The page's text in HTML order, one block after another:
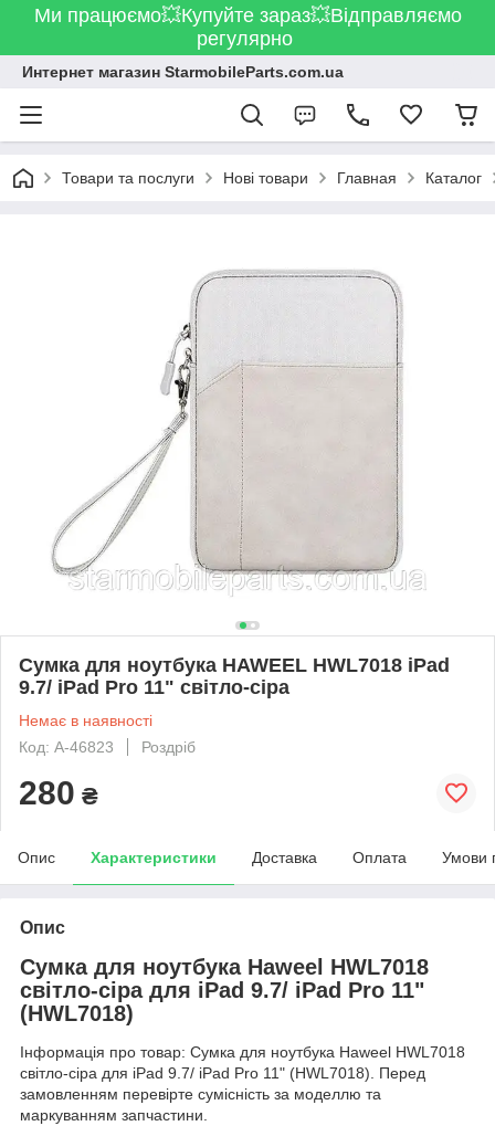
Ми працюємо💥Купуйте зараз💥Відправляємо
регулярно
Интернет магазин StarmobileParts.com.ua
Товари та послуги Нові товари Главная Каталог
Сумка для ноутбука HAWEEL HWL7018 iPad
9.7/ iPad Pro 11" світло-сіра
Немає в наявності
Код: A-46823
Роздріб
280 ₴
Опис Характеристики Доставка Оплата Умови
Опис
Сумка для ноутбука Haweel HWL7018
світло-сіра для iPad 9.7/ iPad Pro 11"
(HWL7018)
Інформація про товар: Сумка для ноутбука Haweel HWL7018
світло-сіра для iPad 9.7/ iPad Pro 11" (HWL7018). Перед
замовленням перевірте сумісність за моделлю та
маркуванням запчастини.